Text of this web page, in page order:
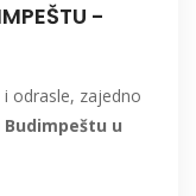
-
odrasle, zajedno
u